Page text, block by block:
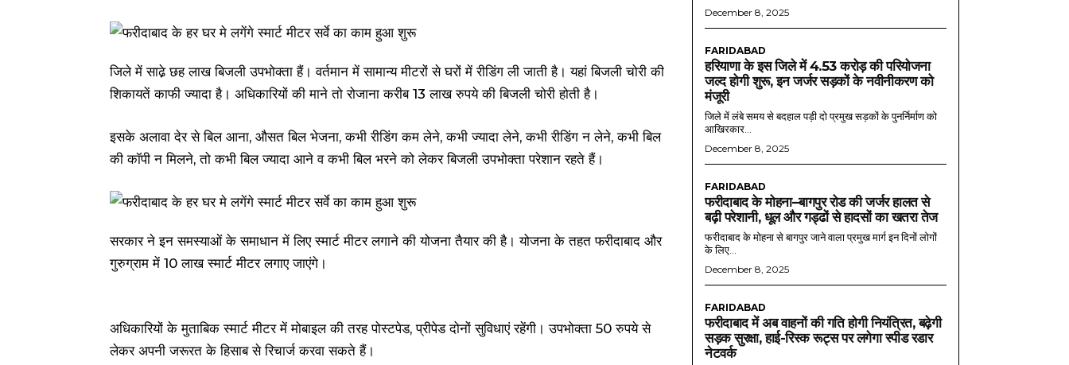
जिले में साढे़ छह लाख बिजली उपभोक्ता हैं। वर्तमान में सामान्य मीटरों से घरों में रीडिंग ली जाती है। यहां बिजली चोरी की
शिकायतें काफी ज्यादा है। अधिकारियों की माने तो रोजाना करीब 13 लाख रुपये की बिजली चोरी होती है।
इसके अलावा देर से बिल आना, औसत बिल भेजना, कभी रीडिंग कम लेने, कभी ज्यादा लेने, कभी रीडिंग न लेने, कभी बिल
की कॉपी न मिलने, तो कभी बिल ज्यादा आने व कभी बिल भरने को लेकर बिजली उपभोक्ता परेशान रहते हैं।
सरकार ने इन समस्याओं के समाधान में लिए स्मार्ट मीटर लगाने की योजना तैयार की है। योजना के तहत फरीदाबाद और
गुरुग्राम में 10 लाख स्मार्ट मीटर लगाए जाएंगे।
अधिकारियों के मुताबिक स्मार्ट मीटर में मोबाइल की तरह पोस्टपेड, प्रीपेड दोनों सुविधाएं रहेंगी। उपभोक्ता 50 रुपये से
लेकर अपनी जरूरत के हिसाब से रिचार्ज करवा सकते हैं।
December 8, 2025
FARIDABAD
हरियाणा के इस जिले में 4.53 करोड़ की परियोजना
जल्द होगी शुरू, इन जर्जर सड़कों के नवीनीकरण को
मंजूरी
जिले में लंबे समय से बदहाल पड़ी दो प्रमुख सड़कों के पुनर्निर्माण को
आखिरकार...
December 8, 2025
FARIDABAD
फरीदाबाद के मोहना–बागपुर रोड की जर्जर हालत से
बढ़ी परेशानी, धूल और गड्ढों से हादसों का खतरा तेज
फरीदाबाद के मोहना से बागपुर जाने वाला प्रमुख मार्ग इन दिनों लोगों
के लिए...
December 8, 2025
FARIDABAD
फरीदाबाद में अब वाहनों की गति होगी नियंत्रित, बढ़ेगी
सड़क सुरक्षा, हाई-रिस्क रूट्स पर लगेगा स्पीड रडार
नेटवर्क